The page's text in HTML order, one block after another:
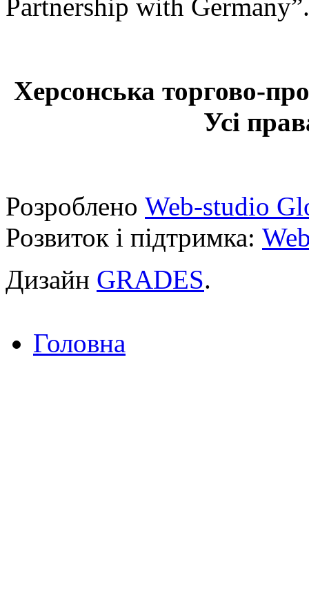
Partnership with
Херсонська торгово-
Усі
Розроблено Web-studio
Розвиток і підтримка:
Дизайн GRADES.
Головна